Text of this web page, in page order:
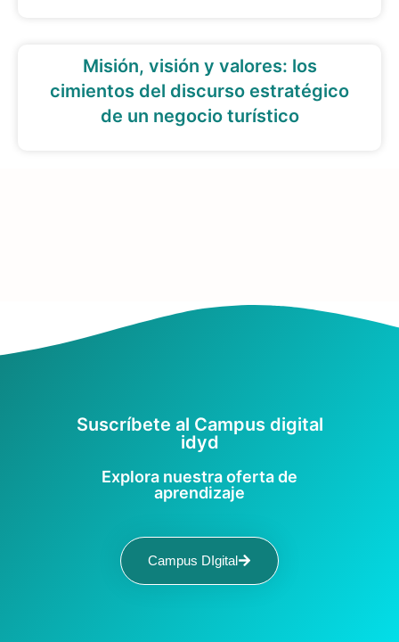
Misión, visión y valores: los
cimientos del discurso estratégico
de un negocio turístico
Suscríbete al Campus digital
idyd
Explora nuestra oferta de
aprendizaje
Campus DIgital